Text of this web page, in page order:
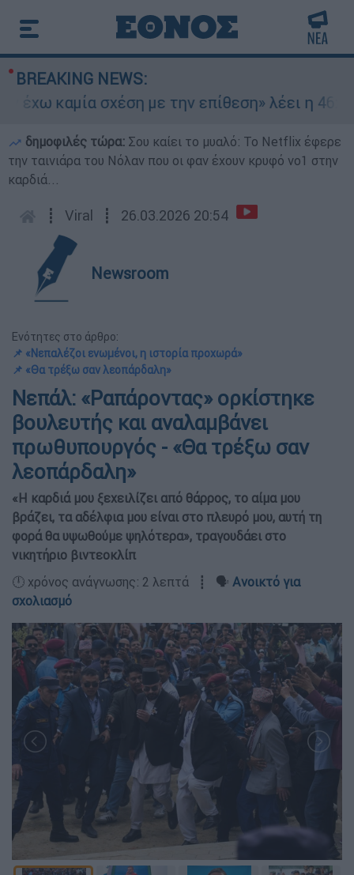
BREAKING NEWS:
καμία σχέση με την επίθεση» λέει η
δημοφιλές τώρα: Σου καίει το μυαλό: Το Netflix έφερε
την ταινιάρα του Νόλαν που οι φαν έχουν κρυφό νο1 στην
καρδιά...
┋ Viral ┋ 26.03.2026 20:54
Newsroom
Ενότητες στο άρθρο:
📌 «Νεπαλέζοι ενωμένοι, η ιστορία προχωρά»
📌 «Θα τρέξω σαν λεοπάρδαλη»
Νεπάλ: «Ραπάροντας» ορκίστηκε
βουλευτής και αναλαμβάνει
πρωθυπουργός - «Θα τρέξω σαν
λεοπάρδαλη»
«Η καρδιά μου ξεχειλίζει από θάρρος, το αίμα μου
βράζει, τα αδέλφια μου είναι στο πλευρό μου, αυτή τη
φορά θα υψωθούμε ψηλότερα», τραγουδάει στο
νικητήριο βιντεοκλίπ
🕛 χρόνος ανάγνωσης: 2 λεπτά ┋ 🗣️ Ανοικτό για
σχολιασμό